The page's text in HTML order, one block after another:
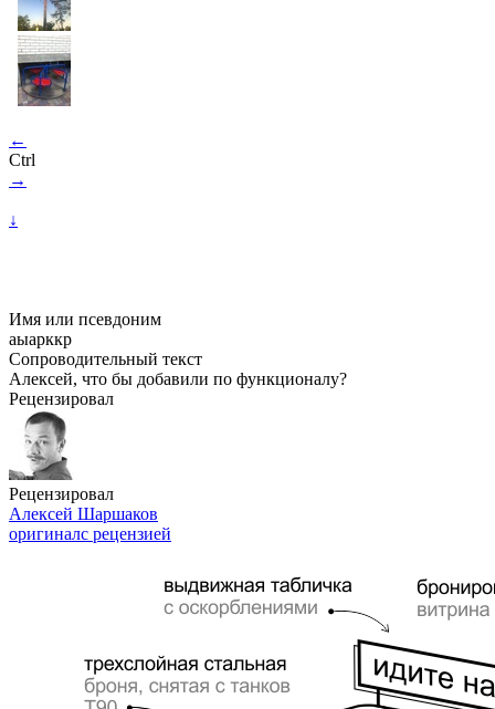
←
Ctrl
→
↓
Имя или псевдоним
аыарккр
Сопроводительный текст
Алексей, что бы добавили по функционалу?
Рецензировал
Рецензировал
Алексей Шаршаков
оригиналс рецензией